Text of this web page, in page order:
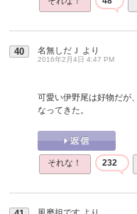
40 名無しだＪ より
2016年2月4日 4:47 PM
可愛い伊野尾は好物だが
なってきた。
それな！ 232